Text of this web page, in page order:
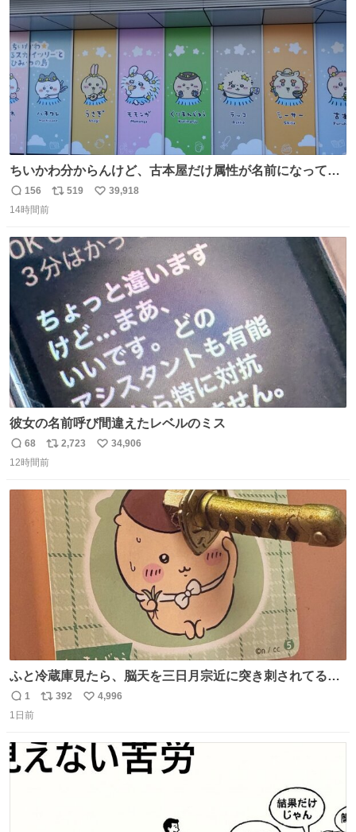
数
ちいかわ分からんけど、古本屋だけ属性が名前になってる
のはどういうこと？
返
信
156
リ
ト
数
519
い
数
39,918
14時間前
彼女の名前呼び間違えたレベルのミス
返
信
68
リ
ポ
ト
数
2,723
い
数
34,906
12時間前
ふと冷蔵庫見たら、脳天を三日月宗近に突き刺されてるく
りまんじゅうパイセンが
返
信
1
リ
ト
数
392
い
数
4,996
1日前